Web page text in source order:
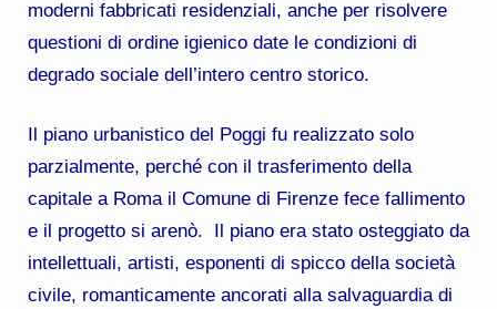
moderni fabbricati residenziali, anche per risolvere
questioni di ordine igienico date le condizioni di
degrado sociale dell’intero centro storico.
Il piano urbanistico del Poggi fu realizzato solo
parzialmente, perché con il trasferimento della
capitale a Roma il Comune di Firenze fece fallimento
e il progetto si arenò. Il piano era stato osteggiato da
intellettuali, artisti, esponenti di spicco della società
civile, romanticamente ancorati alla salvaguardia di